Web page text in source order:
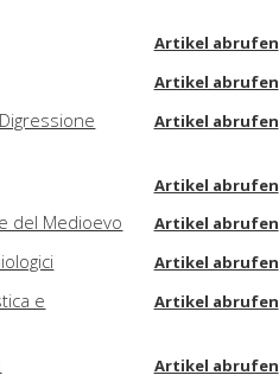
Artikel abrufen
Artikel abrufen
Artikel abrufen
Artikel abrufen
del Medioevo Artikel abrufen
Artikel abrufen
e
Artikel abrufen
Artikel abrufen